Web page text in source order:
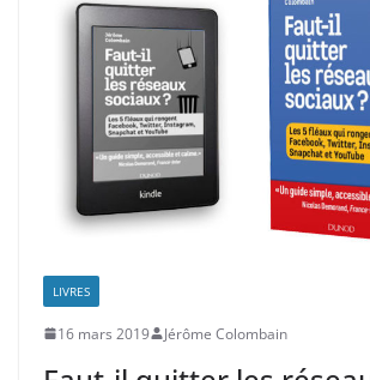
LIVRES
16 mars 2019 Jérôme Colombain